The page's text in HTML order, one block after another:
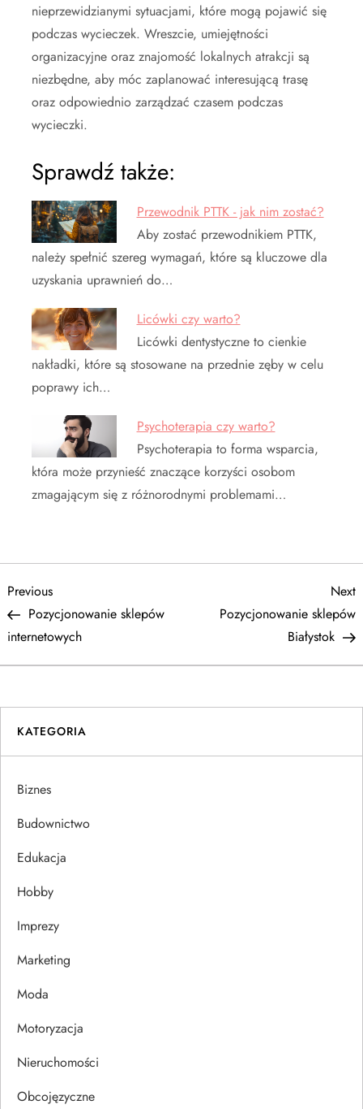
nieprzewidzianymi sytuacjami, które mogą pojawić się
podczas wycieczek. Wreszcie, umiejętności
organizacyjne oraz znajomość lokalnych atrakcji są
niezbędne, aby móc zaplanować interesującą trasę
oraz odpowiednio zarządzać czasem podczas
wycieczki.
Sprawdź także:
Przewodnik PTTK - jak nim zostać?
Aby zostać przewodnikiem PTTK,
należy spełnić szereg wymagań, które są kluczowe dla
uzyskania uprawnień do…
Licówki czy warto?
Licówki dentystyczne to cienkie
nakładki, które są stosowane na przednie zęby w celu
poprawy ich…
Psychoterapia czy warto?
Psychoterapia to forma wsparcia,
która może przynieść znaczące korzyści osobom
zmagającym się z różnorodnymi problemami…
N
a
w
i
g
a
c
a
w
p
u
Previous
Post
Previous
Pozycjonowanie sklepów
internetowych
Next
Pozycjonowanie sklepów
Białystok
KATEGORIA
Biznes
Budownictwo
Edukacja
Hobby
Imprezy
Marketing
Moda
Motoryzacja
Nieruchomości
Obcojęzyczne